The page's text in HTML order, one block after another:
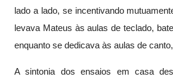
lado a lado, se incentivando
levava Mateus às aulas de teclado,
enquanto se dedicava às aulas de
A sintonia dos ensaios em casa